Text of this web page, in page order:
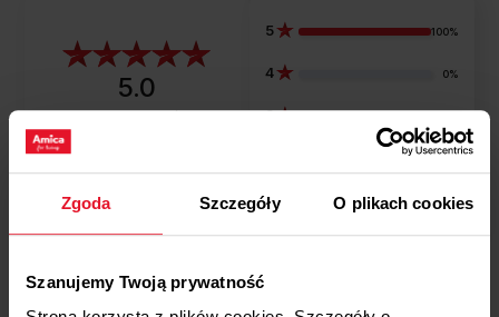
Zgoda Szczegóły O plikach cookies
Szanujemy Twoją prywatność
ulubionych gorących napojów. Diody LED efektownie
oświetlają gotującą się wodę i wnętrze czajnika, a zarazem
podkręcają nowoczesny styl Twojej kuchni.
5.0
8opinii klientów
zebranych i zweryfikowanych przez
5 100%
4 0%
3
1 0%
swoją opinią o